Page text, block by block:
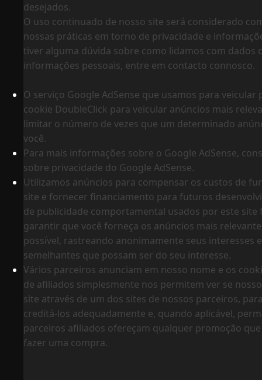
desejados.
O uso continuado de nosso site será considerado
nossas práticas em torno de privacidade e
tiver alguma dúvida sobre como lidamos com dados
informações pessoais, entre em contacto connosco.
O serviço Google AdSense que usamos para veicular
cookie DoubleClick para veicular anúncios mais
limitar o número de vezes que um determinado
você.
Para mais informações sobre o Google AdSense,
sobre privacidade do Google AdSense.
Utilizamos anúncios para compensar os custos de
site e fornecer financiamento para futuros
de publicidade comportamental usados ​​por este
garantir que você forneça os anúncios mais
possível, rastreando anonimamente seus interesses
semelhantes que possam ser do seu interesse.
Vários parceiros anunciam em nosso nome e os
de afiliados simplesmente nos permitem ver se
site através de um dos sites de nossos parceiros,
creditá-los adequadamente e, quando aplicável,
parceiros afiliados ofereçam qualquer promoção
fazer uma compra.